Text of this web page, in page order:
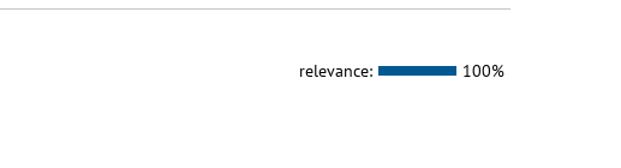
relevance: 100%